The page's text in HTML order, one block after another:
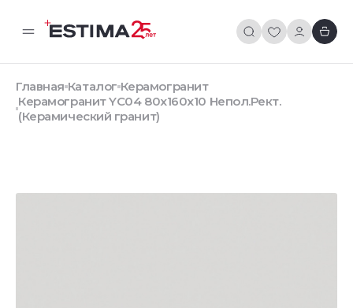
Главная Каталог Керамогранит
Керамогранит YC04 80x160x10 Непол.Рект.
(Керамический гранит)